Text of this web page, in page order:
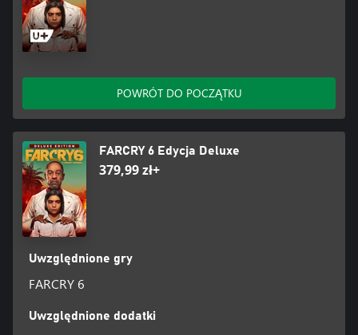
POWRÓT DO POCZĄTKU
FARCRY 6 Edycja Deluxe
379,99 zł+
Uwzględnione gry
FARCRY 6
Uwzględnione dodatki